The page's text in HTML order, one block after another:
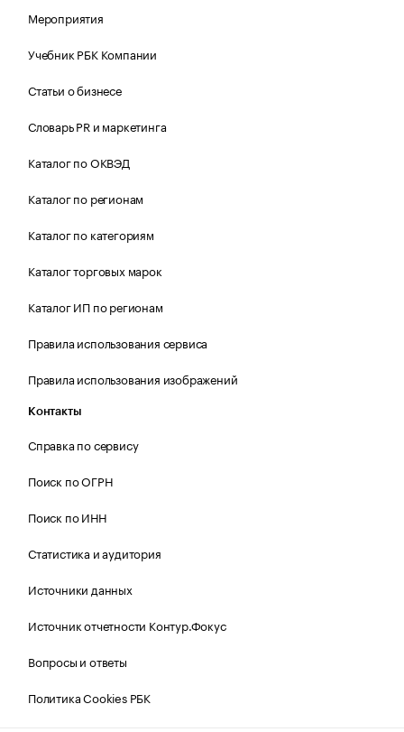
Мероприятия
Учебник РБК Компании
Статьи о бизнесе
Словарь PR и маркетинга
Каталог по ОКВЭД
Каталог по регионам
Каталог по категориям
Каталог торговых марок
Каталог ИП по регионам
Правила использования сервиса
Правила использования изображений
Контакты
Справка по сервису
Поиск по ОГРН
Поиск по ИНН
Статистика и аудитория
Источники данных
Источник отчетности Контур.Фокус
Вопросы и ответы
Политика Cookies РБК